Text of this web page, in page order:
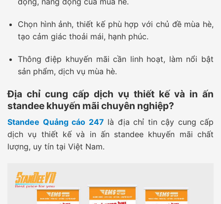
Chọn hình ảnh, thiết kế phù hợp với chủ đề mùa hè,
tạo cảm giác thoải mái, hạnh phúc.
Thông điệp khuyến mãi cần linh hoạt, làm nổi bật
sản phẩm, dịch vụ mùa hè.
Địa chỉ cung cấp dịch vụ thiết kế và in ấn
standee khuyến mãi chuyên nghiệp?
Standee Quảng cáo 247 là địa chỉ tin cậy cung cấp
dịch vụ thiết kế và in ấn standee khuyến mãi chất
lượng, uy tín tại Việt Nam.